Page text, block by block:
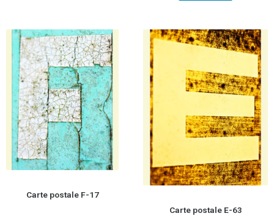
Carte postale F-17
Carte postale E-63